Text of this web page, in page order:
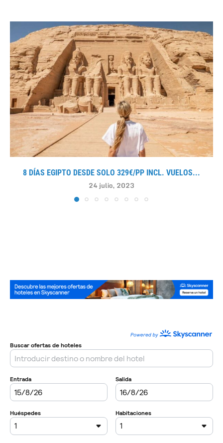
8 DÍAS EGIPTO DESDE SOLO 329€/PP INCL. VUELOS...
24 julio, 2023